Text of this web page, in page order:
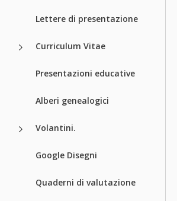
Lettere di presentazione
Curriculum Vitae
Presentazioni educative
Alberi genealogici
Volantini.
Google Disegni
Quaderni di valutazione